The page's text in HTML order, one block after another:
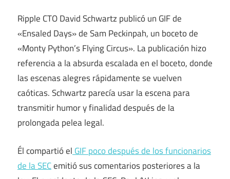
Ripple CTO David Schwartz publicó un GIF de
«Ensaled Days» de Sam Peckinpah, un boceto de
«Monty Python’s Flying Circus». La publicación hizo
referencia a la absurda escalada en el boceto, donde
las escenas alegres rápidamente se vuelven
caóticas. Schwartz parecía usar la escena para
transmitir humor y finalidad después de la
prolongada pelea legal.
Él compartió el GIF poco después de los funcionarios
de la SECemitió sus comentarios posteriores a la